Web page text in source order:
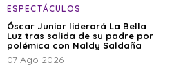
ESPECTÁCULOS
Óscar Junior liderará La Bella
Luz tras salida de su padre por
polémica con Naldy Saldaña
07 Ago 2026